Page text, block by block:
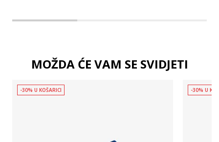
MOŽDA ĆE VAM SE SVIDJETI
-30% U KOŠARICI -30% U